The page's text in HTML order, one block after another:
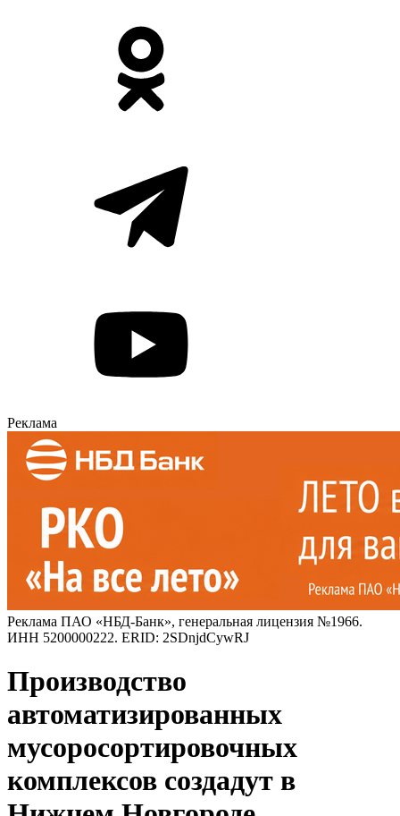
Реклама
Реклама ПАО «НБД-Банк», генеральная лицензия №1966.
ИНН 5200000222. ERID: 2SDnjdCywRJ
Производство
автоматизированных
мусоросортировочных
комплексов создадут в